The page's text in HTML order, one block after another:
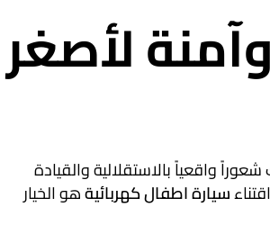
لأصغر
واقعياً بالاستقلالية والقيادة
سيارة اطفال كهربائيةهو الخيار